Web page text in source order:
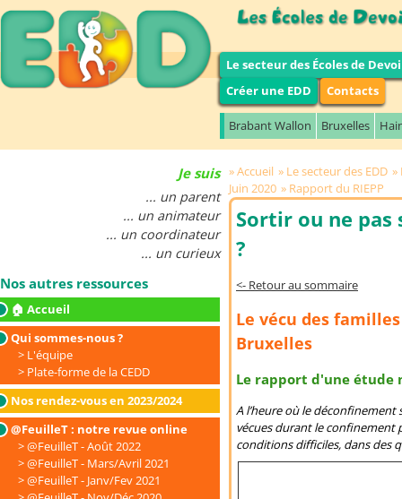
Le secteur des Écoles de
Créer une EDD
Contacts
Brabant Wallon Bruxelles
Je suis
... un parent
... un animateur
... un coordinateur
... un curieux
Nos autres ressources
🏠 Accueil
Qui sommes-nous ?
L'équipe
Plate-forme de la CEDD
Nos rendez-vous en 2023/2024
@FeuilleT : notre revue online
@FeuilleT - Août 2022
@FeuilleT - Mars/Avril 2021
@FeuilleT - Janv/Fev 2021
Accueil Le secteur des EDD
Juin 2020
Rapport du RIEPP
Sortir ou ne
?
<- Retour au sommaire
Le vécu des
Bruxelles
Le rapport d'une étude
A l’heure où le déconfinement
vécues durant le confinement
conditions difficiles, dans des